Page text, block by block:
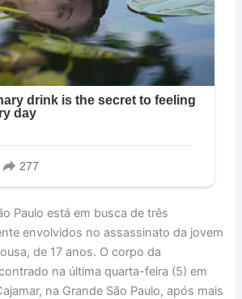
Paulo está em busca de três
envolvidos no assassinato da jovem
de 17 anos. O corpo da
na última quarta-feira (5) em
na Grande São Paulo, após mais